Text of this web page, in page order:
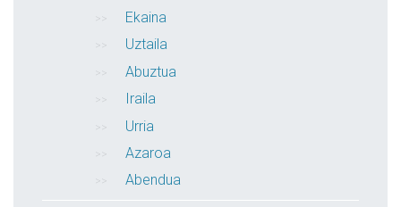
Ekaina
Uztaila
Abuztua
Iraila
Urria
Azaroa
Abendua